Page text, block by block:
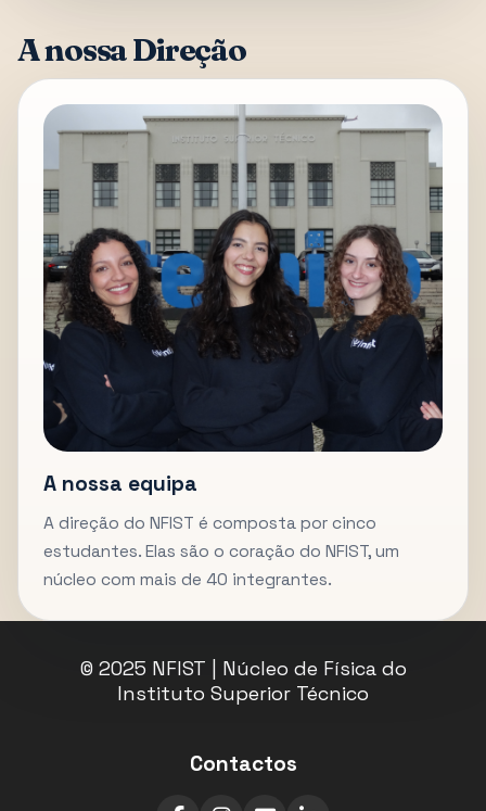
A nossa Direção
A nossa equipa
A direção do NFIST é composta por cinco
estudantes. Elas são o coração do NFIST, um
núcleo com mais de 40 integrantes.
© 2025 NFIST | Núcleo de Física do
Instituto Superior Técnico
Contactos